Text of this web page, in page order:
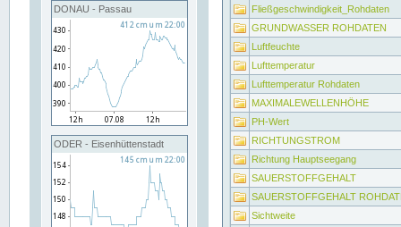
DONAU - Passau
ODER - Eisenhüttenstadt
Fließgeschwindigkeit_Rohdaten
GRUNDWASSER ROHDATEN
Luftfeuchte
Lufttemperatur
Lufttemperatur Rohdaten
MAXIMALEWELLENHÖHE
PH-Wert
RICHTUNGSTROM
Richtung Hauptseegang
SAUERSTOFFGEHALT
SAUERSTOFFGEHALT
Sichtweite